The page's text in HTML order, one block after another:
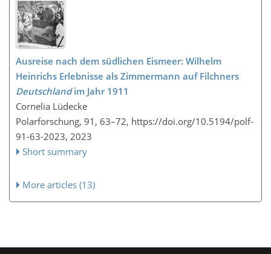
Ausreise nach dem südlichen Eismeer: Wilhelm
Heinrichs Erlebnisse als Zimmermann auf Filchners
Deutschlandim Jahr 1911
Cornelia Lüdecke
Polarforschung, 91, 63–72, https://doi.org/10.5194/polf-
91-63-2023, 2023
Short summary
More articles (13)